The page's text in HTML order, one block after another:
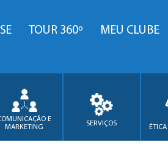
TOUR 360º MEU CLUBE
E
MARKETING
SERVIÇOS